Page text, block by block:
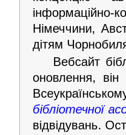
інформаційно-
Німеччини,
дітям
Вебсайт
оновлення,
бібліотечної
відвідувань.